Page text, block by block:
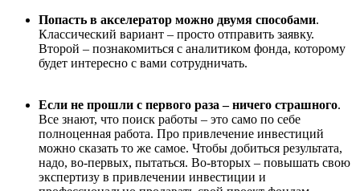
Попасть в акселератор можно двумя способами.
Классический вариант – просто отправить заявку.
Второй – познакомиться с аналитиком фонда, которому
будет интересно с вами сотрудничать.
Если не прошли с первого раза – ничего страшного.
Все знают, что поиск работы – это само по себе
полноценная работа. Про привлечение инвестиций
можно сказать то же самое. Чтобы добиться результата,
надо, во-первых, пытаться. Во-вторых – повышать свою
экспертизу в привлечении инвестиции и